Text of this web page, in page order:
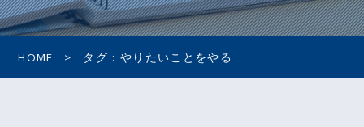
HOME タグ : やりたいことをやる